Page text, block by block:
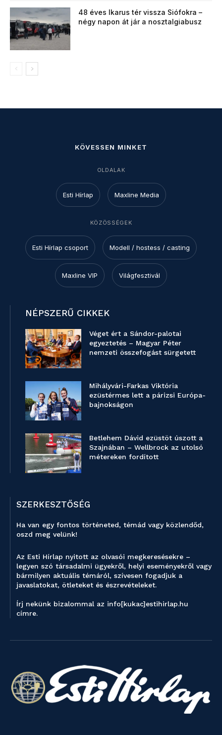
48 éves Ikarus tér vissza Siófokra –
négy napon át jár a nosztalgiabusz
KÖVESSEN MINKET
OLDALAK
Esti Hírlap Maxline Media
KÖZÖSSÉGEK
Esti Hírlap csoport Modell / hostess / casting
Maxline VIP Világfesztivál
NÉPSZERŰ CIKKEK
Véget ért a Sándor-palotai
egyeztetés – Magyar Péter
nemzeti összefogást sürgetett
Mihályvári-Farkas Viktória
ezüstérmes lett a párizsi Európa-
bajnokságon
Betlehem Dávid ezüstöt úszott a
Szajnában – Wellbrock az utolsó
métereken fordított
SZERKESZTŐSÉG
Ha van egy fontos történeted, témád vagy közlendőd,
oszd meg velünk!
Az Esti Hírlap nyitott az olvasói megkeresésekre –
legyen szó társadalmi ügyekről, helyi eseményekről vagy
bármilyen aktuális témáról, szívesen fogadjuk a
javaslatokat, ötleteket és észrevételeket.
Írj nekünk bizalommal az info[kukac]estihirlap.hu
címre.